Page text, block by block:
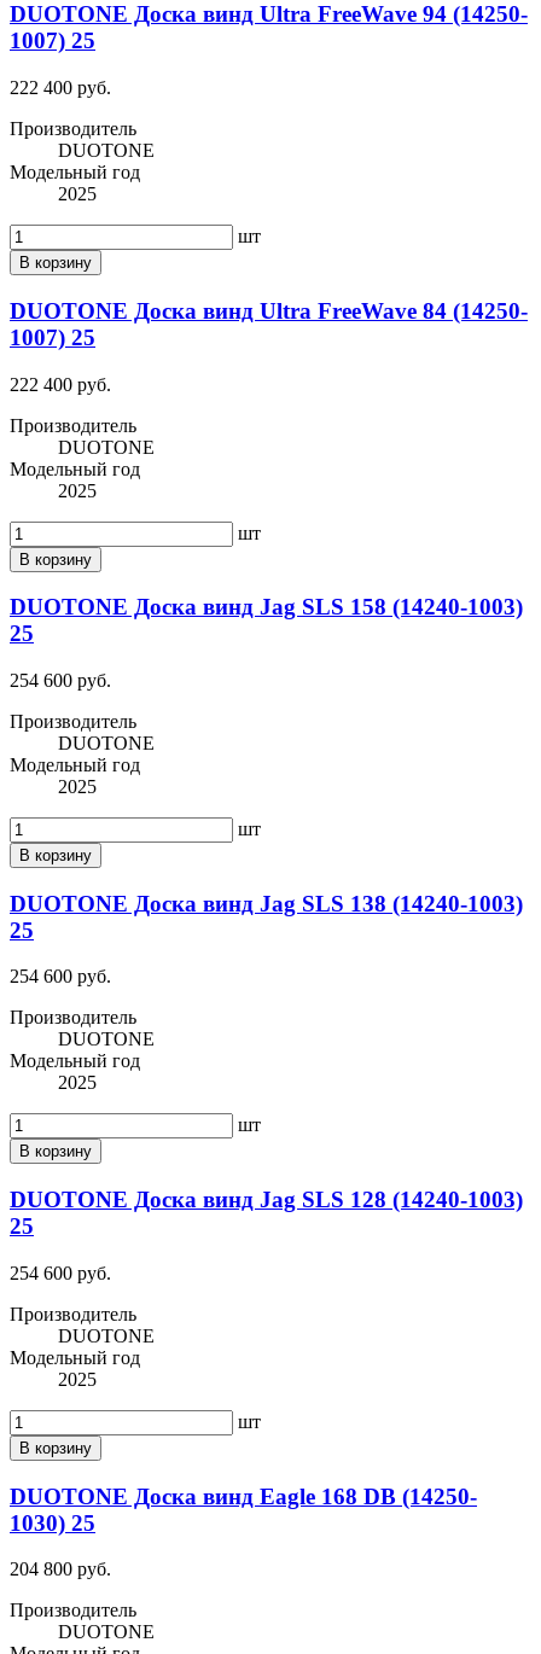
DUOTONE Доска винд Ultra FreeWave 94 (14250-
1007) 25
222 400 руб.
Производитель
DUOTONE
Модельный год
2025
шт
В корзину
DUOTONE Доска винд Ultra FreeWave 84 (14250-
1007) 25
222 400 руб.
Производитель
DUOTONE
Модельный год
2025
шт
В корзину
DUOTONE Доска винд Jag SLS 158 (14240-1003)
25
254 600 руб.
Производитель
DUOTONE
Модельный год
2025
шт
В корзину
DUOTONE Доска винд Jag SLS 138 (14240-1003)
25
254 600 руб.
Производитель
DUOTONE
Модельный год
2025
шт
В корзину
DUOTONE Доска винд Jag SLS 128 (14240-1003)
25
254 600 руб.
Производитель
DUOTONE
Модельный год
2025
шт
В корзину
DUOTONE Доска винд Eagle 168 DB (14250-
1030) 25
204 800 руб.
Производитель
DUOTONE